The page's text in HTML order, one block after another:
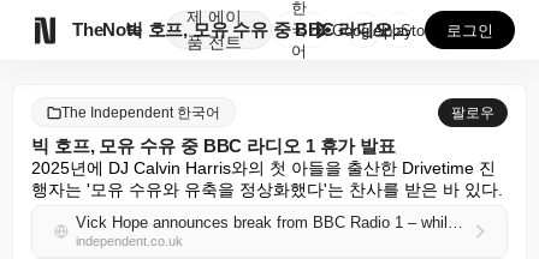
TheNote
제
품
에이
전트
빅 호프, 모유 수유 중 BBC 라디오 1 휴가 발표
한
국
어
GooglePlay
AppStore 로그인
The Independent 한국어 팔로우
빅 호프, 모유 수유 중 BBC 라디오 1 휴가 발표
2025년에 DJ Calvin Harris와의 첫 아들을 출산한 Drivetime 진
행자는 '모유 수유와 유축을 정상화했다'는 찬사를 받은 바 있다.
Vick Hope announces break from BBC Radio 1 – while breast pumping
independent.co.uk